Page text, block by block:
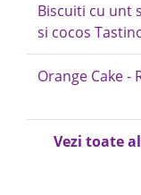
Biscuiti cu unt
si cocos
Orange Cake -
Vezi toate